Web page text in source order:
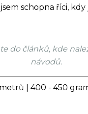
schopna říci,
do článků, kde
návodů.
| 400 - 450